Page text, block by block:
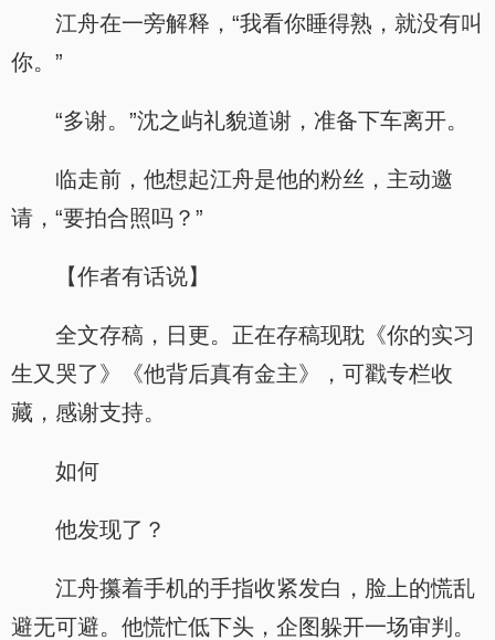
江舟在一旁解释，“我看你睡得熟，就没有叫
你。”
“多谢。”沈之屿礼貌道谢，准备下车离开。
临走前，他想起江舟是他的粉丝，主动邀
请，“要拍合照吗？”
【作者有话说】
全文存稿，日更。正在存稿现耽《你的实习
生又哭了》《他背后真有金主》，可戳专栏收
藏，感谢支持。
如何
他发现了？
江舟攥着手机的手指收紧发白，脸上的慌乱
避无可避。他慌忙低下头，企图躲开一场审判。